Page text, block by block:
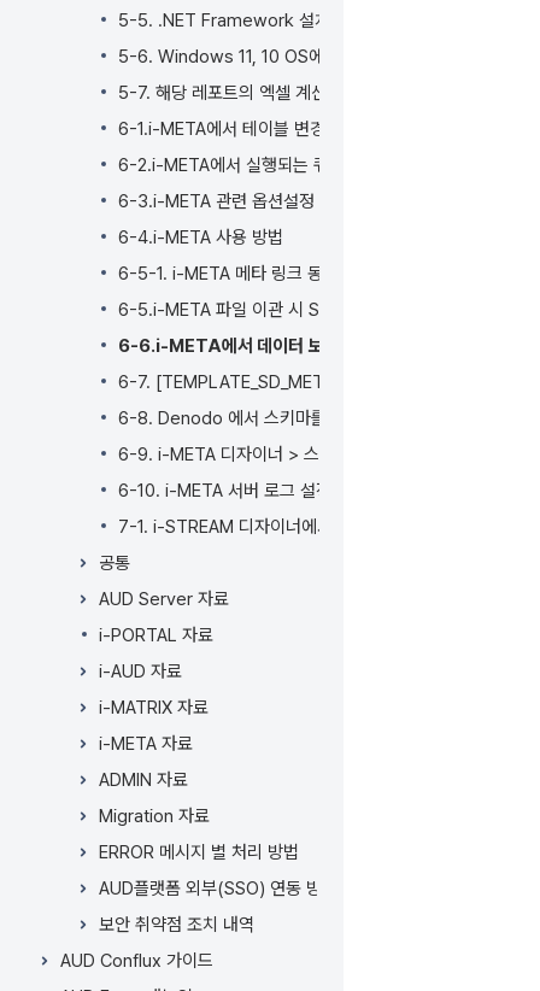
5-5. .NET Framework 설치가 필요한가요?
5-6. Windows 11, 10 OS에서 Windows update 후 i-
5-7. 해당 레포트의 엑셀 계산처리가 3분을 초과하여 매크
6-1.i-META에서 테이블 변경시 변경사항을 반영하는 방법
6-2.i-META에서 실행되는 쿼리를 특정 사용자만 볼 수 없
6-3.i-META 관련 옵션설정 방법
6-4.i-META 사용 방법
6-5-1. i-META 메타 링크 동작 설명
6-5.i-META 파일 이관 시 SID, 스키마명이 상이할 경우 이
6-6.i-META에서 데이터 보안을 위해 마스킹 처리 하는 방
6-7. [TEMPLATE_SD_META_VIEW] You have no
6-8. Denodo 에서 스키마를 추가하는 방법
6-9. i-META 디자이너 > 스키마 관리자에서 "메타 링크가
6-10. i-META 서버 로그 설정 방법
7-1. i-STREAM 디자이너에서 다른이름으로 저장 시 파일
공통
AUD Server 자료
i-PORTAL 자료
i-AUD 자료
i-MATRIX 자료
i-META 자료
ADMIN 자료
Migration 자료
ERROR 메시지 별 처리 방법
AUD플랫폼 외부(SSO) 연동 방법
보안 취약점 조치 내역
AUD Conflux 가이드